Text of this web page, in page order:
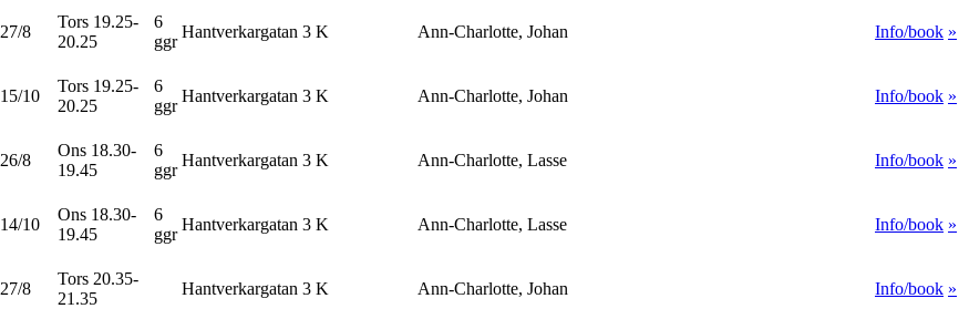
27/8
Tors 19.25-
20.25
6
ggr
Hantverkargatan 3 K Ann-Charlotte, Johan Info/book »
15/10
Tors 19.25-
20.25
6
ggr
Hantverkargatan 3 K Ann-Charlotte, Johan Info/book »
26/8
Ons 18.30-
19.45
6
ggr
Hantverkargatan 3 K Ann-Charlotte, Lasse Info/book »
14/10
Ons 18.30-
19.45
6
ggr
Hantverkargatan 3 K Ann-Charlotte, Lasse Info/book »
27/8
Tors 20.35-
21.35
Hantverkargatan 3 K Ann-Charlotte, Johan Info/book »